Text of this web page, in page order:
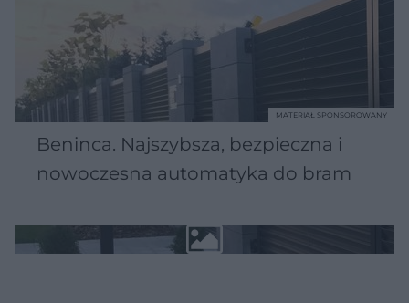
Beninca. Najszybsza, bezpieczna i
nowoczesna automatyka do bram
MATERIAŁ SPONSOROWANY